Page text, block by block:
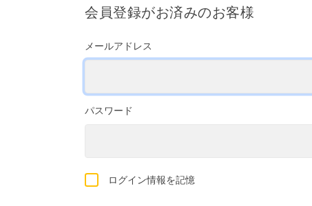
会員登録がお済みのお客様
メールアドレス
パスワード
ログイン情報を記憶